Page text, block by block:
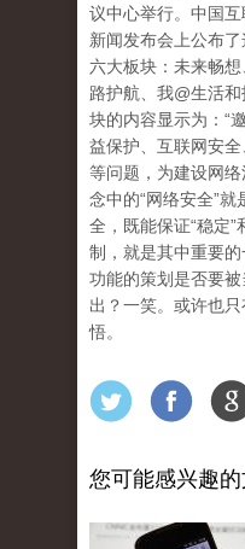
议中心举行。中国
新闻发布会上公布
六大板块：未来畅
路护航、我@生活
块的内容显示为：“
益保护、互联网安
等问题，为建设网
念中的“网络安全”
全，既能保证“稳定
制，就是其中重要
功能的策划是否要被
出？一笑。或许也
悟。
您可能感兴趣